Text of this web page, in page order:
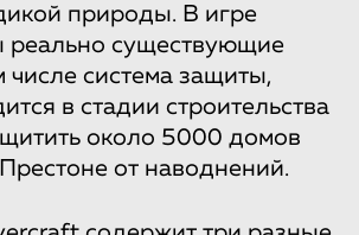
природы. В игре
реально существующие
числе система защиты,
в стадии строительства
около 5000 домов
от наводнений.